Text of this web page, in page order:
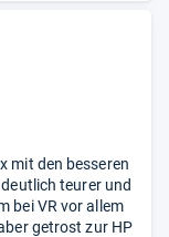
mit den besseren
teurer und
bei VR vor allem
getrost zur HP